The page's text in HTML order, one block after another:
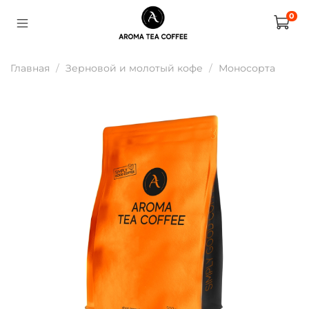
0
Главная Зерновой и молотый кофе Моносорта